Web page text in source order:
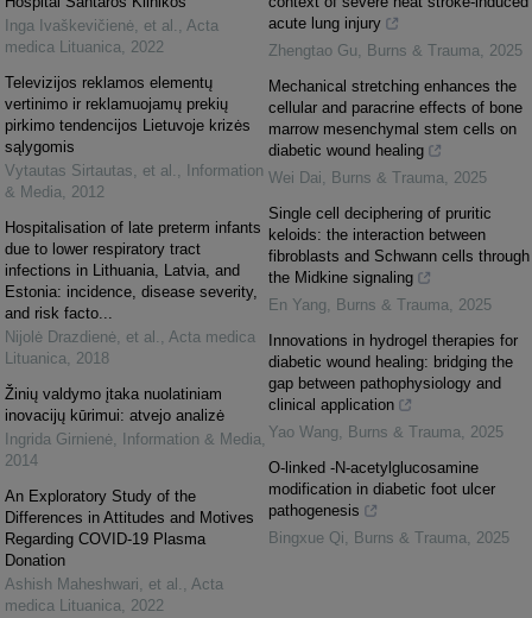
Inga Ivaškevičienė, et al.
Acta
medica Lituanica
2022
Televizijos reklamos elementų
vertinimo ir reklamuojamų prekių
pirkimo tendencijos Lietuvoje krizės
sąlygomis
Vytautas Sirtautas, et al.
Information
& Media
2012
Hospitalisation of late preterm infants
due to lower respiratory tract
infections in Lithuania, Latvia, and
Estonia: incidence, disease severity,
and risk facto...
Nijolė Drazdienė, et al.
Acta medica
Lituanica
2018
Žinių valdymo įtaka nuolatiniam
inovacijų kūrimui: atvejo analizė
Ingrida Girnienė Information & Media
2014
An Exploratory Study of the
Differences in Attitudes and Motives
Regarding COVID-19 Plasma
Donation
Ashish Maheshwari, et al.
Acta
medica Lituanica
2022
acute lung injury
Zhengtao Gu
Burns & Trauma
2025
Mechanical stretching enhances the
cellular and paracrine effects of bone
marrow mesenchymal stem cells on
diabetic wound healing
Wei Dai
Burns & Trauma
2025
Single cell deciphering of pruritic
keloids: the interaction between
fibroblasts and Schwann cells through
the Midkine signaling
En Yang
Burns & Trauma
2025
Innovations in hydrogel therapies for
diabetic wound healing: bridging the
gap between pathophysiology and
clinical application
Yao Wang
Burns & Trauma
2025
O-linked -N-acetylglucosamine
modification in diabetic foot ulcer
pathogenesis
Bingxue Qi
Burns & Trauma 2025